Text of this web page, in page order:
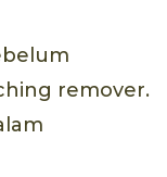
remover.